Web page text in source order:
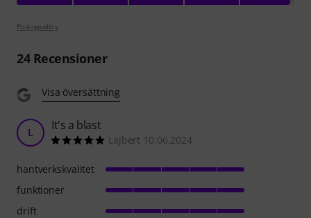
Poängpolicy
24Recensioner
Visa översättning
L It's a blast
Lajbert 10.06.2024
hantverkskvalitet
funktioner
drift